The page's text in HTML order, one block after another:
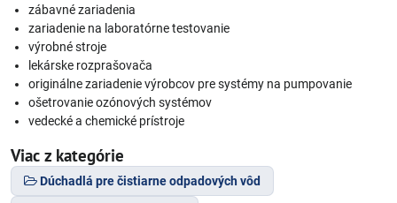
zábavné zariadenia
zariadenie na laboratórne testovanie
výrobné stroje
lekárske rozprašovača
originálne zariadenie výrobcov pre systémy na pumpovanie
ošetrovanie ozónových systémov
vedecké a chemické prístroje
Viac z kategórie
Dúchadlá pre čistiarne odpadových vôd